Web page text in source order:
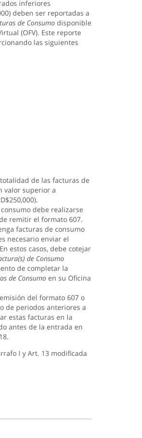
inferiores
deben ser reportadas a
de Consumodisponible
(OFV). Este reporte
las siguientes
de las facturas de
valor superior a
debe realizarse
remitir el formato 607.
facturas de consumo
necesario enviar el
estos casos, debe cotejar
de Consumo
de completar la
de Consumo en su Oficina
del formato 607 o
de periodos anteriores a
estas facturas en la
antes de la entrada en
I y Art. 13 modificada